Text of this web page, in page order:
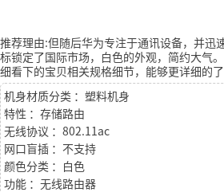
推荐理由:但随后华为专注于通讯设备，并迅
标锁定了国际市场，白色的外观，简约大气。
细看下的宝贝相关规格细节，能够更详细的
机身材质分类 ：塑料机身
特性 ：存储路由
无线协议 ：802.11ac
网口盲插 ：不支持
颜色分类 ：白色
功能 ：无线路由器